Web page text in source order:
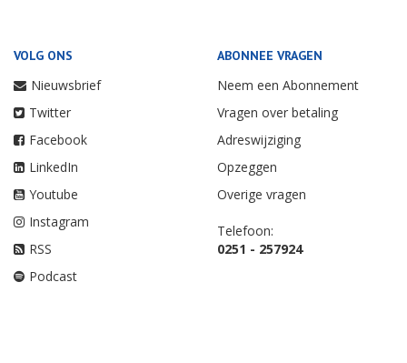
VOLG ONS
Nieuwsbrief
Twitter
Facebook
LinkedIn
Youtube
Instagram
RSS
Podcast
ABONNEE VRAGEN
Neem een Abonnement
Vragen over betaling
Adreswijziging
Opzeggen
Overige vragen
Telefoon:
0251 - 257924